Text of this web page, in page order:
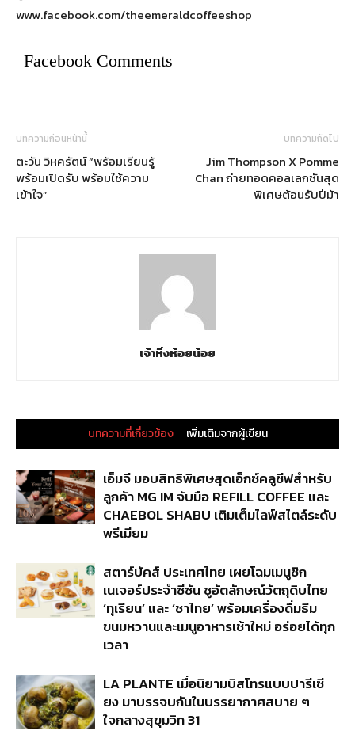
www.facebook.com/theemeraldcoffeeshop
Facebook Comments
บทความก่อนหน้านี้
ตะวัน วิหครัตน์ “พร้อมเรียนรู้
พร้อมเปิดรับ พร้อมใช้ความ
เข้าใจ”
บทความถัดไป
Jim Thompson X Pomme
Chan ถ่ายทอดคอลเลกชันสุด
พิเศษต้อนรับปีม้า
เจ้าหิ่งห้อยน้อย
บทความที่เกี่ยวข้อง เพิ่มเติมจากผู้เขียน
เอ็มจี มอบสิทธิพิเศษสุดเอ็กซ์คลูซีฟสำหรับ
ลูกค้า MG IM จับมือ REFILL COFFEE และ
CHAEBOL SHABU เติมเต็มไลฟ์สไตล์ระดับ
พรีเมียม
สตาร์บัคส์ ประเทศไทย เผยโฉมเมนูซิก
เนเจอร์ประจำซีซัน ชูอัตลักษณ์วัตถุดิบไทย
‘ทุเรียน’ และ ‘ชาไทย’ พร้อมเครื่องดื่มธีม
ขนมหวานและเมนูอาหารเช้าใหม่ อร่อยได้ทุก
เวลา
LA PLANTE เมื่อนิยามบิสโทรแบบปารีเซี
ยง มาบรรจบกันในบรรยากาศสบาย ๆ
ใจกลางสุขุมวิท 31